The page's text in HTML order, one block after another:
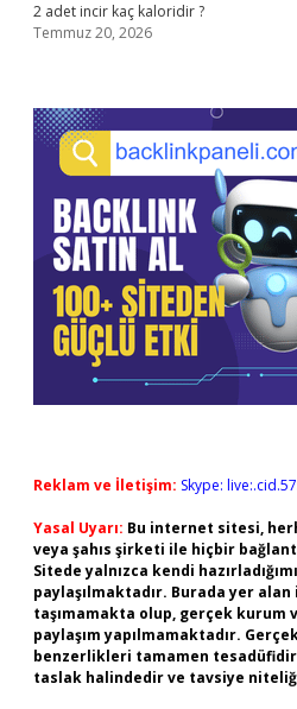
2 adet incir kaç kaloridir ?
Temmuz 20, 2026
Reklam ve İletişim: Skype:
Yasal Uyarı: Bu internet sitesi,
veya şahıs şirketi ile hiçbir
Sitede yalnızca kendi
paylaşılmaktadır. Burada yer
taşımamakta olup, gerçek kurum
paylaşım yapılmamaktadır.
benzerlikleri tamamen
taslak halindedir ve tavsiye